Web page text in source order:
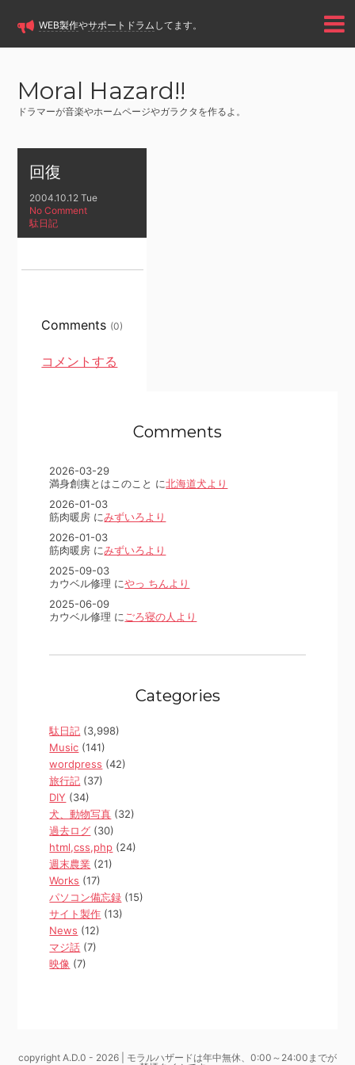
WEB製作やサポートドラム してます。
Moral Hazard!!
ドラマーが音楽やホームページやガラクタを作るよ。
回復
2004.10.12 Tue
No Comment
駄日記
Comments (0)
コメントする
Comments
2026-03-29
満身創痍とはこのこと に北海道犬より
2026-01-03
筋肉暖房 にみずいろより
2026-01-03
筋肉暖房 にみずいろより
2025-09-03
カウベル修理 にやっ ちんより
2025-06-09
カウベル修理 に ごろ寝の人より
Categories
駄日記 (3,998)
Music (141)
wordpress (42)
旅行記 (37)
DIY (34)
犬、動物写真 (32)
過去ログ (30)
html,css,php (24)
週末農業 (21)
Works (17)
パソコン備忘録 (15)
サイト製作 (13)
News (12)
マジ話 (7)
映像 (7)
copyright A.D.0 - 2026 | モラルハザードは年中無休、0:00～24:00までが